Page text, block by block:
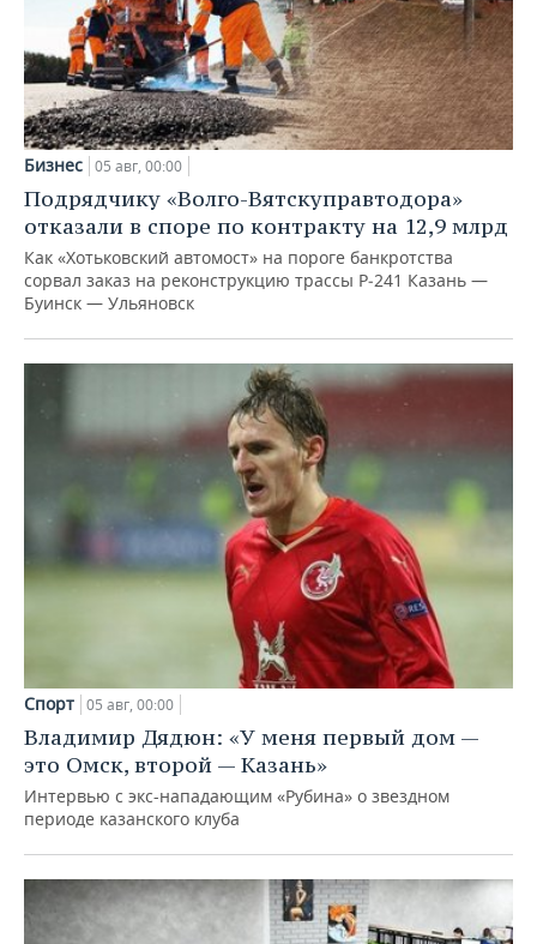
Бизнес 05 авг, 00:00
Подрядчику «Волго-Вятскуправтодора»
отказали в споре по контракту на 12,9 млрд
Как «Хотьковский автомост» на пороге банкротства
сорвал заказ на реконструкцию трассы Р‑241 Казань —
Буинск — Ульяновск
Спорт 05 авг, 00:00
Владимир Дядюн: «У меня первый дом —
это Омск, второй — Казань»
Интервью с экс-нападающим «Рубина» о звездном
периоде казанского клуба